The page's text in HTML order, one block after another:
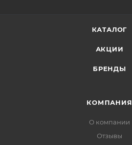
КАТАЛОГ
АКЦИИ
БРЕНДЫ
КОМПАНИЯ
О компании
Отзывы